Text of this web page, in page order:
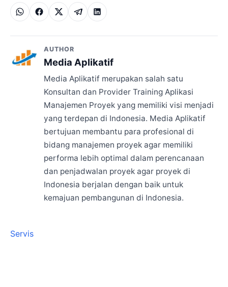
AUTHOR
Media Aplikatif
Media Aplikatif merupakan salah satu
Konsultan dan Provider Training Aplikasi
Manajemen Proyek yang memiliki visi menjadi
yang terdepan di Indonesia. Media Aplikatif
bertujuan membantu para profesional di
bidang manajemen proyek agar memiliki
performa lebih optimal dalam perencanaan
dan penjadwalan proyek agar proyek di
Indonesia berjalan dengan baik untuk
kemajuan pembangunan di Indonesia.
Servis